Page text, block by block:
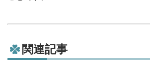
関連記事